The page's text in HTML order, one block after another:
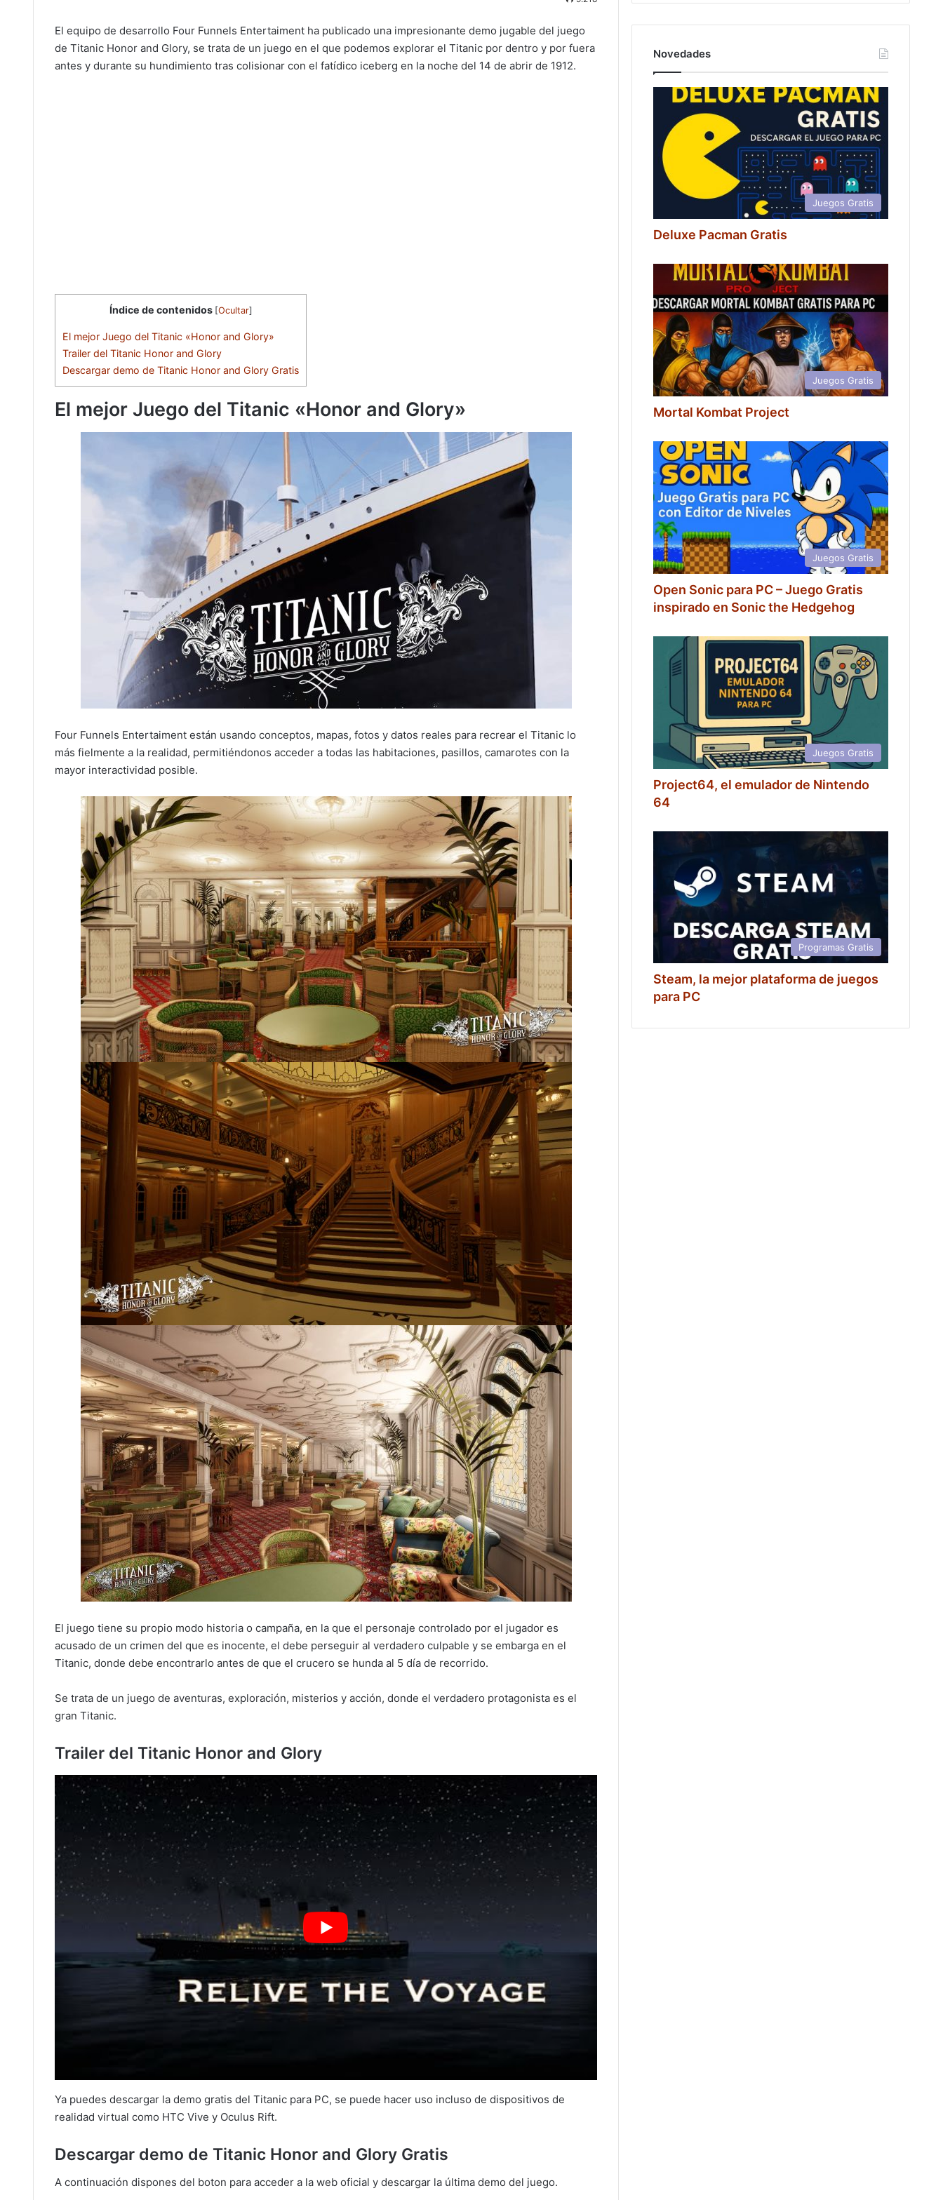
El equipo de desarrollo Four Funnels Entertaiment ha publicado una impresionante demo jugable del juego
de Titanic Honor and Glory, se trata de un juego en el que podemos explorar el Titanic por dentro y por fuera
antes y durante su hundimiento tras colisionar con el fatídico iceberg en la noche del 14 de abrir de 1912.
Índice de contenidos [Ocultar]
El mejor Juego del Titanic «Honor and Glory»
Trailer del Titanic Honor and Glory
Descargar demo de Titanic Honor and Glory Gratis
El mejor Juego del Titanic «Honor and Glory»
Four Funnels Entertaiment están usando conceptos, mapas, fotos y datos reales para recrear el Titanic lo
más fielmente a la realidad, permitiéndonos acceder a todas las habitaciones, pasillos, camarotes con la
mayor interactividad posible.
El juego tiene su propio modo historia o campaña, en la que el personaje controlado por el jugador es
acusado de un crimen del que es inocente, el debe perseguir al verdadero culpable y se embarga en el
Titanic, donde debe encontrarlo antes de que el crucero se hunda al 5 día de recorrido.
Se trata de un juego de aventuras, exploración, misterios y acción, donde el verdadero protagonista es el
gran Titanic.
Trailer del Titanic Honor and Glory
Ya puedes descargar la demo gratis del Titanic para PC, se puede hacer uso incluso de dispositivos de
realidad virtual como HTC Vive y Oculus Rift.
Descargar demo de Titanic Honor and Glory Gratis
A continuación dispones del boton para acceder a la web oficial y descargar la última demo del juego.
Novedades
Juegos Gratis
Deluxe Pacman Gratis
Juegos Gratis
Mortal Kombat Project
Juegos Gratis
Open Sonic para PC – Juego Gratis
inspirado en Sonic the Hedgehog
Juegos Gratis
Project64, el emulador de Nintendo
64
Programas Gratis
Steam, la mejor plataforma de juegos
para PC